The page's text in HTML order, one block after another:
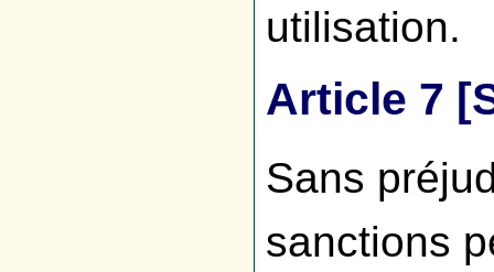
utilisation.
Article 7
Sans
sanctions